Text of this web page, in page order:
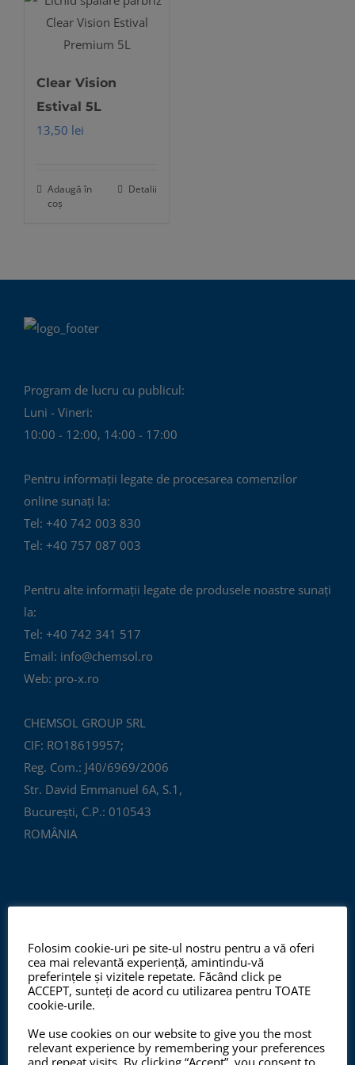
Clear Vision
Estival 5L
13,50 lei
Adaugă în
coș
Detalii
Program de lucru cu publicul:
Luni - Vineri:
10:00 - 12:00, 14:00 - 17:00
Pentru informații legate de procesarea comenzilor
online sunați la:
Tel: +40 742 003 830
Tel: +40 757 087 003
Pentru alte informații legate de produsele noastre sunați
la:
Tel: +40 742 341 517
Email: info@chemsol.ro
Web: pro-x.ro
CHEMSOL GROUP SRL
CIF: RO18619957;
Reg. Com.: J40/6969/2006
Str. David Emmanuel 6A, S.1,
București, C.P.: 010543
ROMÂNIA
ISO 9001:2015, ISO 14001:2015
Începând cu anul 2012, ChemSol Group deține
Folosim cookie-uri pe site-ul nostru pentru a vă oferi
cea mai relevantă experiență, amintindu-vă
preferințele și vizitele repetate. Făcând click pe
ACCEPT, sunteți de acord cu utilizarea pentru TOATE
cookie-urile.
We use cookies on our website to give you the most
relevant experience by remembering your preferences
and repeat visits. By clicking “Accept”, you consent to